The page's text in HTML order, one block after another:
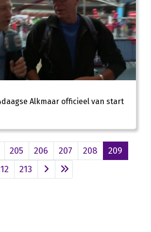
:00
Alkmaar officieel van start
205 206 207 208
209
213